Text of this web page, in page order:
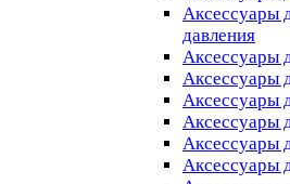
Аксессуары
давления
Аксессуары
Аксессуары
Аксессуары
Аксессуары
Аксессуары
Аксессуары